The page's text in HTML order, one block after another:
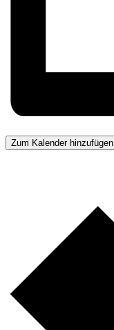
Zum Kalender hinzufügen